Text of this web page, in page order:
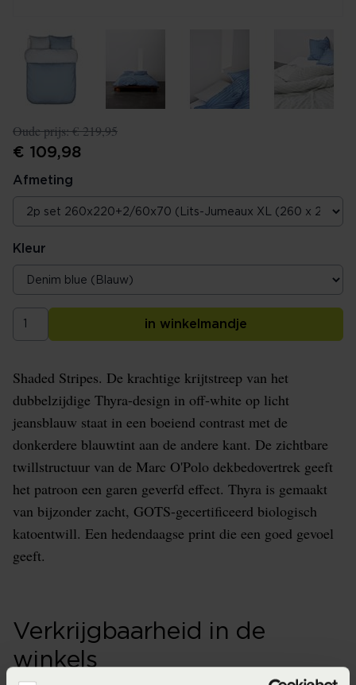
Oude prijs:€ 219,95
€ 109,98
Afmeting
Kleur
in winkelmandje
Shaded Stripes. De krachtige krijtstreep van het
dubbelzijdige Thyra-design in off-white op licht
jeansblauw staat in een boeiend contrast met de
donkerdere blauwtint aan de andere kant. De zichtbare
twillstructuur van de Marc O'Polo dekbedovertrek geeft
het patroon een garen geverfd effect. Thyra is gemaakt
van bijzonder zacht, GOTS-gecertificeerd biologisch
katoentwill. Een hedendaagse print die een goed gevoel
geeft.
Verkrijgbaarheid in de
winkels